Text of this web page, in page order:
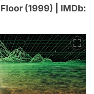
(1999) | IMDb: